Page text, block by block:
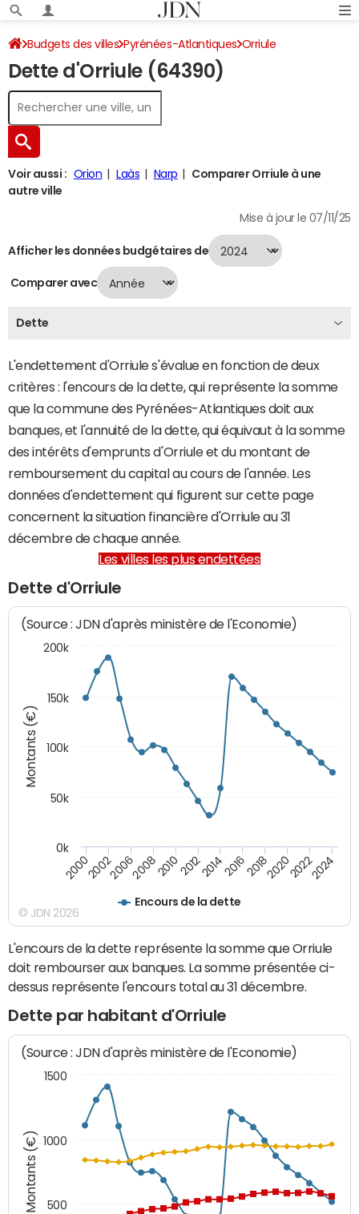
Budgets des villes Pyrénées-Atlantiques Orriule
Dette au 31/12/2024
Dette d'Orriule (64390)
Voir aussi : Orion Laàs Narp
Comparer Orriule à une
autre ville
Mise à jour le 07/11/25
Afficher les données budgétaires de
Comparer avec
Dette
L'endettement d'Orriule s'évalue en fonction de deux
critères : l'encours de la dette, qui représente la somme
que la commune des Pyrénées-Atlantiques doit aux
banques, et l'annuité de la dette, qui équivaut à la somme
des intérêts d'emprunts d'Orriule et du montant de
remboursement du capital au cours de l'année. Les
données d'endettement qui figurent sur cette page
concernent la situation financière d'Orriule au 31
décembre de chaque année.
Les villes les plus endettées
Dette d'Orriule
Montants (€)
(Source : JDN d'après ministère de l'Economie)
Encours de la dette
200020022006200820102012201420162018202020222024
0k
50k
100k
150k
200k
© JDN 2026
L'encours de la dette représente la somme que Orriule
doit rembourser aux banques. La somme présentée ci-
dessus représente l'encours total au 31 décembre.
Dette par habitant d'Orriule
Montants (€)
(Source : JDN d'après ministère de l'Economie)
500
1000
1500